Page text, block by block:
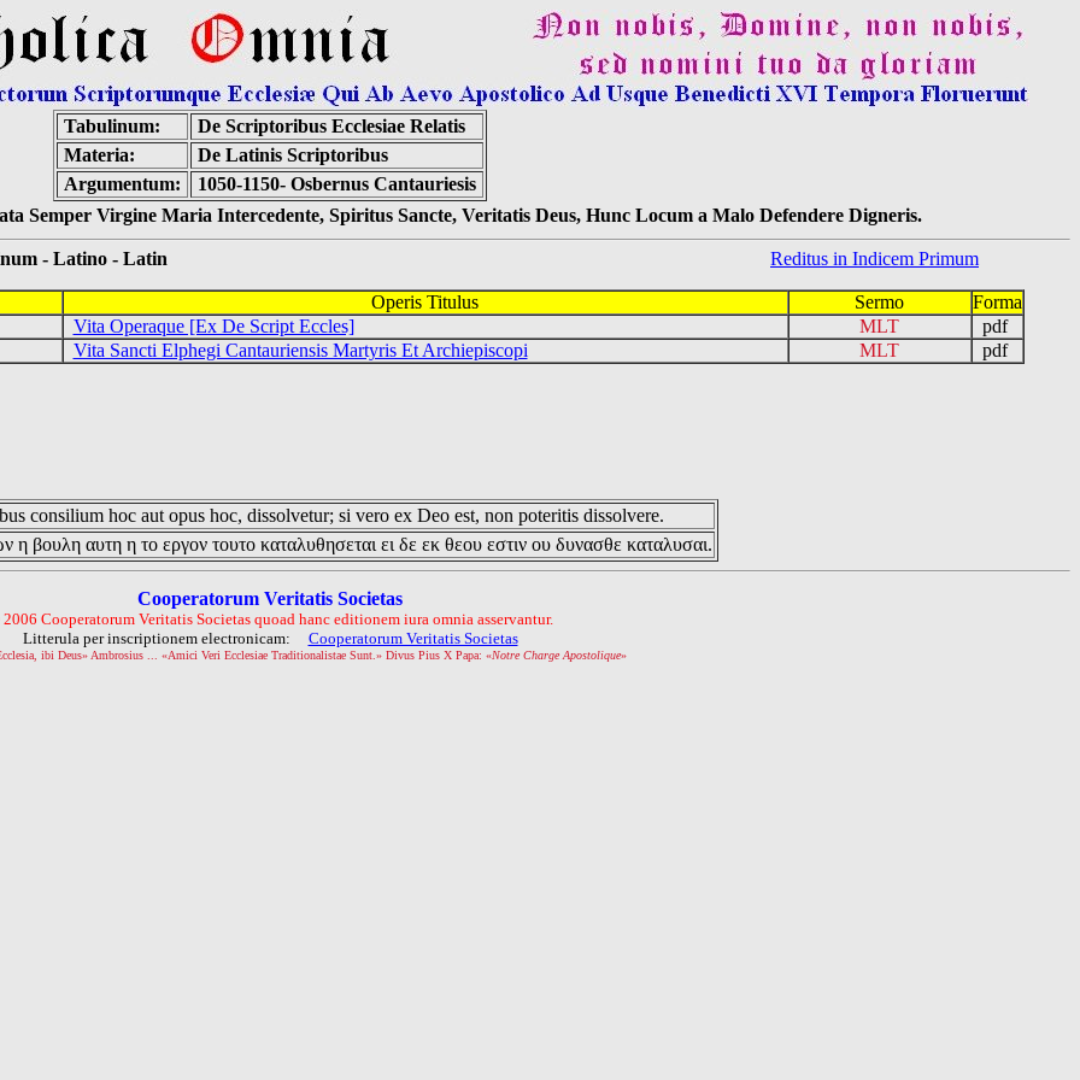
Tabulinum:
De Scriptoribus Ecclesiae Relatis
Materia:
De Latinis Scriptoribus
Argumentum:
1050-1150- Osbernus Cantauriesis
Semper Virgine Maria Intercedente, Spiritus Sancte, Veritatis Deus, Hunc Locum a Malo Defendere Digneris.
- Latino - Latin Reditus in Indicem Primum
Operis Titulus Sermo
Forma
Vita Operaque [Ex De Script Eccles] MLT
pdf
Vita Sancti Elphegi Cantauriensis Martyris Et Archiepiscopi MLT pdf
consilium hoc aut opus hoc, dissolvetur; si vero ex Deo est, non poteritis dissolvere.
η βουλη αυτη η το εργον τουτο καταλυθησεται ει δε εκ θεου εστιν ου δυνασθε καταλυσαι.
Cooperatorum Veritatis Societas
Cooperatorum Veritatis Societas quoad hanc editionem iura omnia asservantur.
Litterula per inscriptionem electronicam: Cooperatorum Veritatis Societas
ibi Deus» Ambrosius ... «Amici Veri Ecclesiae Traditionalistae Sunt.» Divus Pius X Papa: «Notre Charge Apostolique»